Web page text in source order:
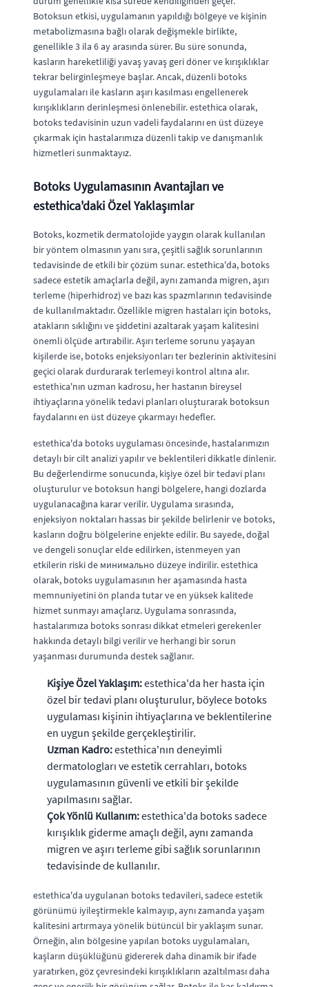
Botoksun etkisi, uygulamanın yapıldığı bölgeye ve kişinin
metabolizmasına bağlı olarak değişmekle birlikte,
genellikle 3 ila 6 ay arasında sürer. Bu süre sonunda,
kasların hareketliliği yavaş yavaş geri döner ve kırışıklıklar
tekrar belirginleşmeye başlar. Ancak, düzenli botoks
uygulamaları ile kasların aşırı kasılması engellenerek
kırışıklıkların derinleşmesi önlenebilir. estethica olarak,
botoks tedavisinin uzun vadeli faydalarını en üst düzeye
çıkarmak için hastalarımıza düzenli takip ve danışmanlık
hizmetleri sunmaktayız.
Botoks Uygulamasının Avantajları ve
estethica'daki Özel Yaklaşımlar
Botoks, kozmetik dermatolojide yaygın olarak kullanılan
bir yöntem olmasının yanı sıra, çeşitli sağlık sorunlarının
tedavisinde de etkili bir çözüm sunar. estethica'da, botoks
sadece estetik amaçlarla değil, aynı zamanda migren, aşırı
terleme (hiperhidroz) ve bazı kas spazmlarının tedavisinde
de kullanılmaktadır. Özellikle migren hastaları için botoks,
atakların sıklığını ve şiddetini azaltarak yaşam kalitesini
önemli ölçüde artırabilir. Aşırı terleme sorunu yaşayan
kişilerde ise, botoks enjeksiyonları ter bezlerinin aktivitesini
geçici olarak durdurarak terlemeyi kontrol altına alır.
estethica'nın uzman kadrosu, her hastanın bireysel
ihtiyaçlarına yönelik tedavi planları oluşturarak botoksun
faydalarını en üst düzeye çıkarmayı hedefler.
estethica'da botoks uygulaması öncesinde, hastalarımızın
detaylı bir cilt analizi yapılır ve beklentileri dikkatle dinlenir.
Bu değerlendirme sonucunda, kişiye özel bir tedavi planı
oluşturulur ve botoksun hangi bölgelere, hangi dozlarda
uygulanacağına karar verilir. Uygulama sırasında,
enjeksiyon noktaları hassas bir şekilde belirlenir ve botoks,
kasların doğru bölgelerine enjekte edilir. Bu sayede, doğal
ve dengeli sonuçlar elde edilirken, istenmeyen yan
etkilerin riski de минимально düzeye indirilir. estethica
olarak, botoks uygulamasının her aşamasında hasta
memnuniyetini ön planda tutar ve en yüksek kalitede
hizmet sunmayı amaçlarız. Uygulama sonrasında,
hastalarımıza botoks sonrası dikkat etmeleri gerekenler
hakkında detaylı bilgi verilir ve herhangi bir sorun
yaşanması durumunda destek sağlanır.
Kişiye Özel Yaklaşım:estethica'da her hasta için
özel bir tedavi planı oluşturulur, böylece botoks
uygulaması kişinin ihtiyaçlarına ve beklentilerine
en uygun şekilde gerçekleştirilir.
Uzman Kadro:estethica'nın deneyimli
dermatologları ve estetik cerrahları, botoks
uygulamasının güvenli ve etkili bir şekilde
yapılmasını sağlar.
Çok Yönlü Kullanım:estethica'da botoks sadece
kırışıklık giderme amaçlı değil, aynı zamanda
migren ve aşırı terleme gibi sağlık sorunlarının
tedavisinde de kullanılır.
estethica'da uygulanan botoks tedavileri, sadece estetik
görünümü iyileştirmekle kalmayıp, aynı zamanda yaşam
kalitesini artırmaya yönelik bütüncül bir yaklaşım sunar.
Örneğin, alın bölgesine yapılan botoks uygulamaları,
kaşların düşüklüğünü gidererek daha dinamik bir ifade
yaratırken, göz çevresindeki kırışıklıkların azaltılması daha